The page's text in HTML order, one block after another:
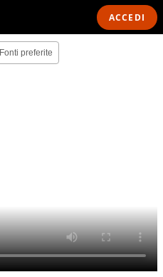
ACCEDI
Fonti preferite